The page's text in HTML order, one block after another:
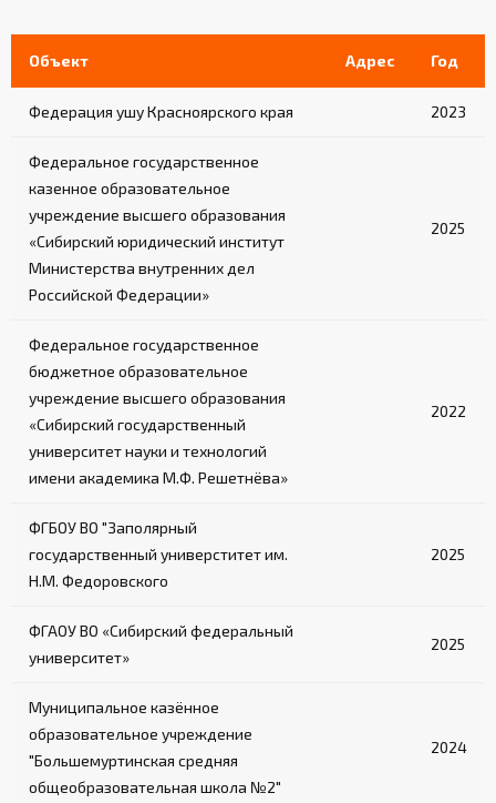
Объект Адрес Год
Федерация ушу Красноярского края 2023
Федеральное государственное
казенное образовательное
учреждение высшего образования
«Сибирский юридический институт
Министерства внутренних дел
Российской Федерации»
2025
Федеральное государственное
бюджетное образовательное
учреждение высшего образования
«Сибирский государственный
университет науки и технологий
имени академика М.Ф. Решетнёва»
2022
ФГБОУ ВО "Заполярный
государственный универститет им.
Н.М. Федоровского
2025
ФГАОУ ВО «Сибирский федеральный
университет»
2025
Муниципальное казённое
образовательное учреждение
"Большемуртинская средняя
общеобразовательная школа №2"
2024